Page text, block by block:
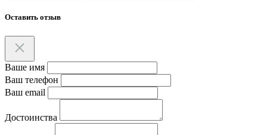
Оставить отзыв
Ваше имя
Ваш телефон
Ваш email
Достоинства